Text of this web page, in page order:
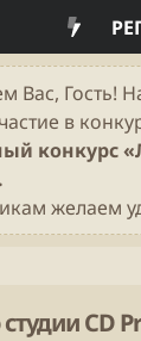
Вас, Гость!
в
конкурс
желаем
CD